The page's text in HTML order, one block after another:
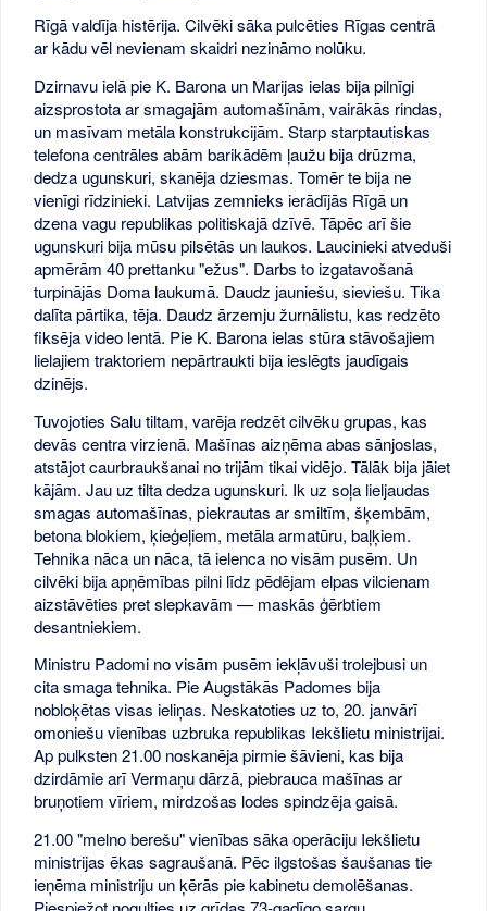
Rīgā valdīja histērija. Cilvēki sāka pulcēties Rīgas centrā
ar kādu vēl nevienam skaidri nezināmo nolūku.
Dzirnavu ielā pie K. Barona un Marijas ielas bija pilnīgi
aizsprostota ar smagajām automašīnām, vairākās rindas,
un masīvam metāla konstrukcijām. Starp starptautiskas
telefona centrāles abām barikādēm ļaužu bija drūzma,
dedza ugunskuri, skanēja dziesmas. Tomēr te bija ne
vienīgi rīdzinieki. Latvijas zemnieks ierādījās Rīgā un
dzena vagu republikas politiskajā dzīvē. Tāpēc arī šie
ugunskuri bija mūsu pilsētās un laukos. Laucinieki atveduši
apmērām 40 prettanku "ežus". Darbs to izgatavošanā
turpinājās Doma laukumā. Daudz jauniešu, sieviešu. Tika
dalīta pārtika, tēja. Daudz ārzemju žurnālistu, kas redzēto
fiksēja video lentā. Pie K. Barona ielas stūra stāvošajiem
lielajiem traktoriem nepārtraukti bija ieslēgts jaudīgais
dzinējs.
Tuvojoties Salu tiltam, varēja redzēt cilvēku grupas, kas
devās centra virzienā. Mašīnas aizņēma abas sānjoslas,
atstājot caurbraukšanai no trijām tikai vidējo. Tālāk bija jāiet
kājām. Jau uz tilta dedza ugunskuri. Ik uz soļa lieljaudas
smagas automašīnas, piekrautas ar smiltīm, šķembām,
betona blokiem, ķieģeļiem, metāla armatūru, baļķiem.
Tehnika nāca un nāca, tā ielenca no visām pusēm. Un
cilvēki bija apņēmības pilni līdz pēdējam elpas vilcienam
aizstāvēties pret slepkavām — maskās ģērbtiem
desantniekiem.
Ministru Padomi no visām pusēm iekļāvuši trolejbusi un
cita smaga tehnika. Pie Augstākās Padomes bija
nobloķētas visas ieliņas. Neskatoties uz to, 20. janvārī
omoniešu vienības uzbruka republikas Iekšlietu ministrijai.
Ap pulksten 21.00 noskanēja pirmie šāvieni, kas bija
dzirdāmie arī Vermaņu dārzā, piebrauca mašīnas ar
bruņotiem vīriem, mirdzošas lodes spindzēja gaisā.
21.00 "melno berešu" vienības sāka operāciju Iekšlietu
ministrijas ēkas sagraušanā. Pēc ilgstošas šaušanas tie
ieņēma ministriju un ķērās pie kabinetu demolēšanas.